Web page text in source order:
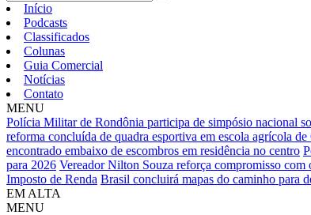
Início
Podcasts
Classificados
Colunas
Guia Comercial
Notícias
Contato
MENU
Polícia Militar de Rondônia participa de simpósio nacional
reforma concluída de quadra esportiva em escola agrícola de
encontrado embaixo de escombros em residência no centro
para 2026 Vereador Nilton Souza reforça compromisso com
Imposto de Renda Brasil concluirá mapas do caminho para
EM ALTA
MENU